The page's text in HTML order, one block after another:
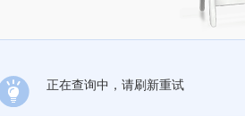
正在查询中，请刷新重试